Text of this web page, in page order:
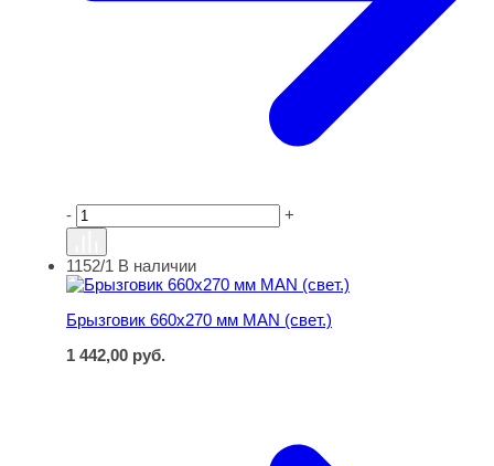
- +
Брызговик 660х270 мм MAN (свет.)
1152/1 В наличии
Брызговик 660х270 мм MAN (свет.)
1 442,00 руб.